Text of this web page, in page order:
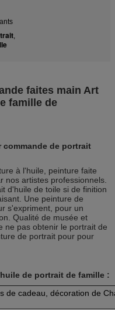
,
faites main Art
famille de
de portrait
à l'huile, peinture faite
nos artistes professionnels.
d'huile de toile si de finition
Une peinture de
s'expriment, pour un
Qualité de musée et
ne pas obtenir le portrait de
de portrait pour pour
de portrait de famille :
de cadeau, décoration de